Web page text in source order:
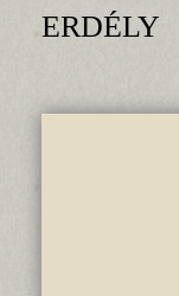
ERDÉLY